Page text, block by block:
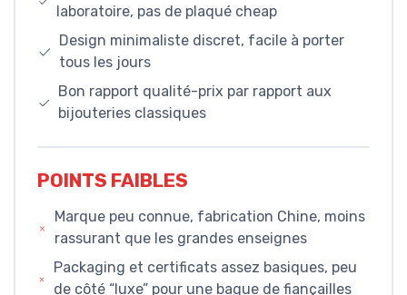
laboratoire, pas de plaqué cheap
Design minimaliste discret, facile à porter
tous les jours
Bon rapport qualité-prix par rapport aux
bijouteries classiques
POINTS FAIBLES
Marque peu connue, fabrication Chine, moins
rassurant que les grandes enseignes
Packaging et certificats assez basiques, peu
de côté “luxe” pour une bague de fiançailles